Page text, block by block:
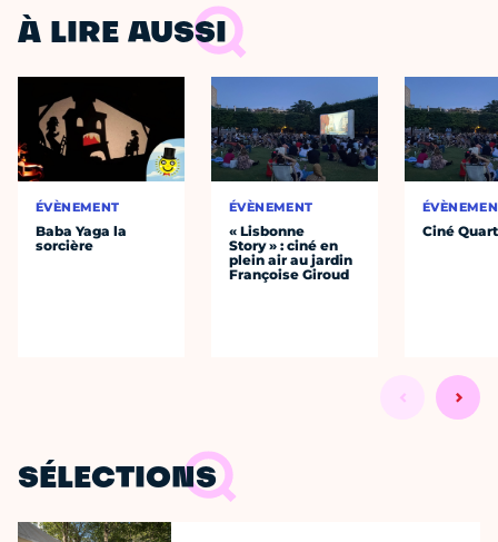
À LIRE AUSSI
ÉVÈNEMENT
Baba Yaga la
sorcière
ÉVÈNEMENT
« Lisbonne
Story » : ciné en
plein air au jardin
Françoise Giroud
Ciné
SÉLECTIONS